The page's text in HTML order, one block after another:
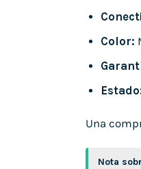
Color:
Una
Nota